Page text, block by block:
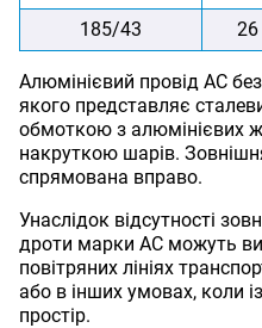
185/43
26
Алюмінієвий провід АС без
якого представляє
обмоткою з алюмінієвих
накруткою шарів.
спрямована вправо.
Унаслідок відсутності
дроти марки АС можуть
повітряних лініях
або в інших умовах, коли
простір.